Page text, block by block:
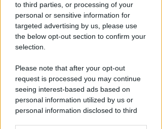
to third parties, or processing of your
personal or sensitive information for
targeted advertising by us, please use
the below opt-out section to confirm your
selection.
Please note that after your opt-out
request is processed you may continue
seeing interest-based ads based on
personal information utilized by us or
personal information disclosed to third
diIcaro Sport FOTO
BOLOGNESE E NON SOLO